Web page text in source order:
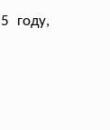
году,